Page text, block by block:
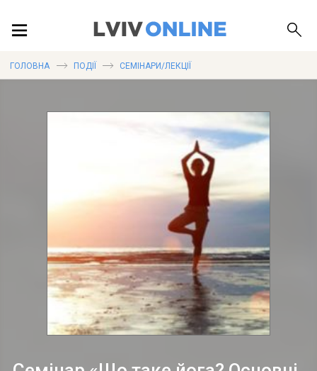
ДОВІДКА
ГОЛОВНА ПОДІЇ СЕМІНАРИ/ЛЕКЦІЇ